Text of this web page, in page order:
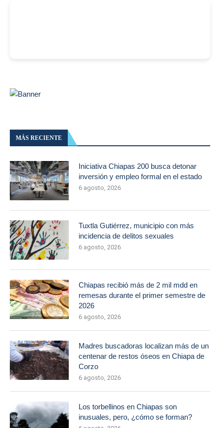
MÁS RECIENTE
Iniciativa Chiapas 200 busca detonar
inversión y empleo formal en el estado
6 agosto, 2026
Tuxtla Gutiérrez, municipio con más
incidencia de delitos sexuales
6 agosto, 2026
Chiapas recibió más de 2 mil mdd en
remesas durante el primer semestre de
2026
6 agosto, 2026
Madres buscadoras localizan más de un
centenar de restos óseos en Chiapa de
Corzo
6 agosto, 2026
Los torbellinos en Chiapas son
inusuales, pero, ¿cómo se forman?